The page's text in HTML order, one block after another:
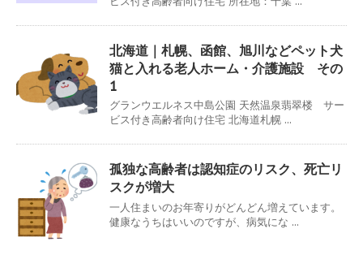
北海道｜札幌、函館、旭川などペット犬
猫と入れる老人ホーム・介護施設 その
1
グランウエルネス中島公園 天然温泉翡翠楼 サー
ビス付き高齢者向け住宅 北海道札幌 ...
孤独な高齢者は認知症のリスク、死亡リ
スクが増大
一人住まいのお年寄りがどんどん増えています。
健康なうちはいいのですが、病気にな ...